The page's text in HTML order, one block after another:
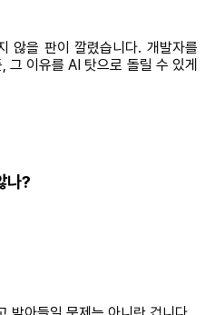
않을 판이 깔렸습니다. 개발자를
그 이유를 AI 탓으로 돌릴 수 있게
나?